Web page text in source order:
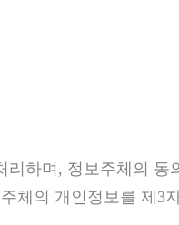
하며, 정보주체의
체의 개인정보를 제3